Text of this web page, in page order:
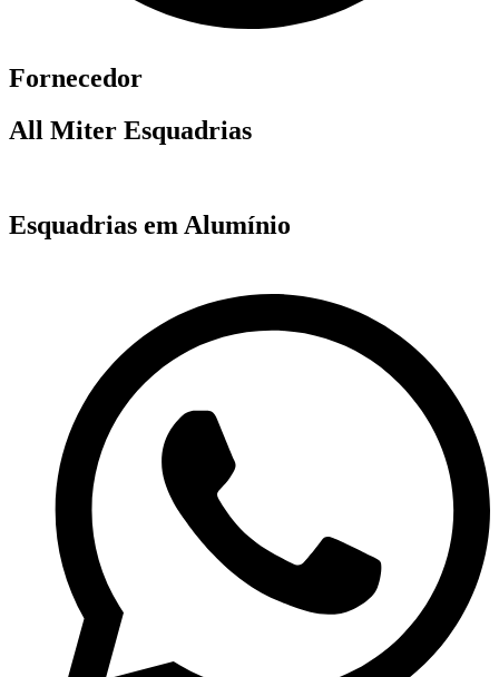
Fornecedor
All Miter Esquadrias
Esquadrias em Alumínio